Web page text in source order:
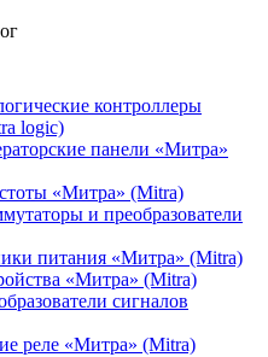
контроллеры
logic)
панели «Митра»
«Митра» (Mitra)
и преобразователи
питания «Митра» (Mitra)
«Митра» (Mitra)
сигналов
реле «Митра» (Mitra)